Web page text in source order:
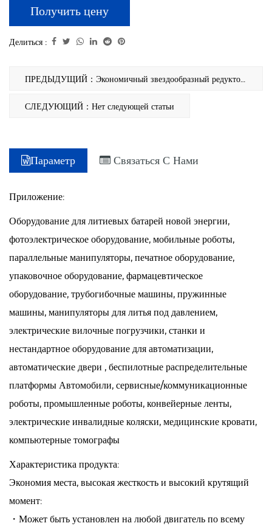
но и снижению уровня шума. Звездчатая конфигурация
в лабораторном оборудовании, медицинских устройствах
вместе с людьми. Конструкция винтовой передачи, высокая
скорость зацепления, плавная работа, низкий уровень шума
обеспечить точность и концентричность. Малошумный
экономичный звездчатый редуктор MPB разработан с
упором на экономическую эффективность без ущерба для
производительности. Его обтекаемый дизайн не только
экономической эффективности делает звездчатый редуктор
MPB привлекательным выбором для отраслей,
стремящихся усовершенствовать свои системы управления
движением, сохраняя при этом бюджетные ограничения.
Получить цену
Делиться :
ПРЕДЫДУЩИЙ：Экономичный звездообразный редуктор MPEB с конической передачей
СЛЕДУЮЩИЙ：Нет следующей статьи
Параметр Связаться С Нами
Приложение:
Оборудование для литиевых батарей новой энергии,
фотоэлектрическое оборудование, мобильные роботы,
параллельные манипуляторы, печатное оборудование,
упаковочное оборудование, фармацевтическое
оборудование, трубогибочные машины, пружинные
машины, манипуляторы для литья под давлением,
электрические вилочные погрузчики, станки и
нестандартное оборудование для автоматизации,
автоматические двери , беспилотные распределительные
платформы Автомобили, сервисные/коммуникационные
роботы, промышленные роботы, конвейерные ленты,
электрические инвалидные коляски, медицинские кровати,
компьютерные томографы
Характеристика продукта:
Экономия места, высокая жесткость и высокий крутящий
момент:
・Может быть установлен на любой двигатель по всему